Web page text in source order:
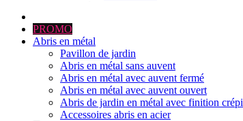
PROMO
Abris en métal
Pavillon de jardin
Abris en métal sans auvent
Abris en métal avec auvent fermé
Abris en métal avec auvent ouvert
Abris de jardin en métal avec finition crépi
Accessoires abris en acier